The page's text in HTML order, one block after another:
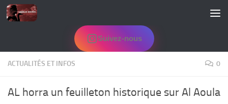
Skip to content
Suivez-nous
ACTUALITÉS ET INFOS 0
AL horra un feuilleton historique sur Al Aoula